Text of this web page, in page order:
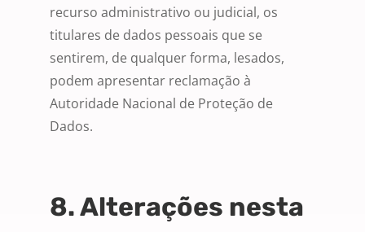
recurso administrativo ou judicial, os
titulares de dados pessoais que se
sentirem, de qualquer forma, lesados,
podem apresentar reclamação à
Autoridade Nacional de Proteção de
Dados.
8. Alterações nesta